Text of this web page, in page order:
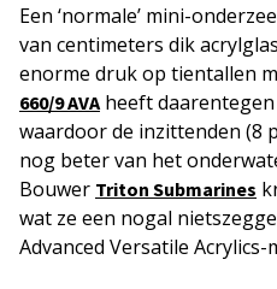
Een ‘normale’ mini-
van centimeters dik
enorme druk op tientallen
660/9 AVAheeft
waardoor de inzittenden (8
nog beter van het
Bouwer Triton Submarines
wat ze een nogal
Advanced Versatile